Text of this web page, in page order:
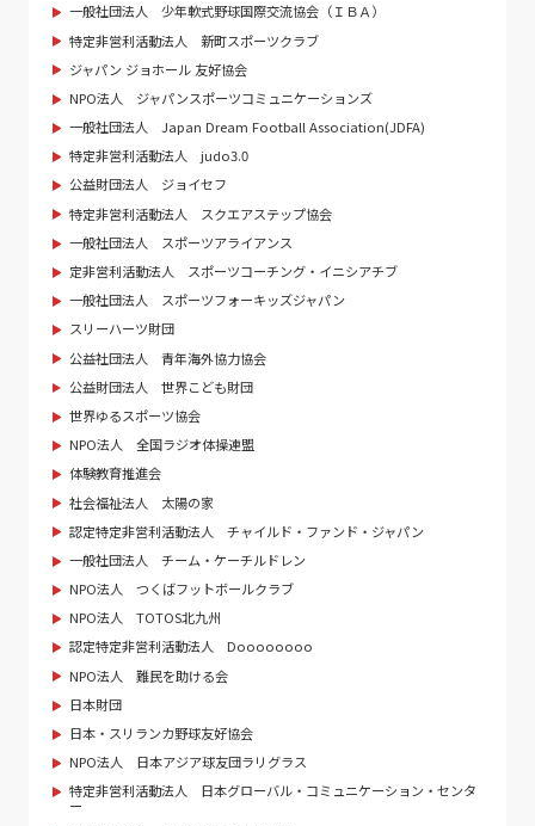
一般社団法人 少年軟式野球国際交流協会（ＩＢＡ）
特定非営利活動法人 新町スポーツクラブ
ジャパン ジョホール 友好協会
NPO法人 ジャパンスポーツコミュニケーションズ
一般社団法人 Japan Dream Football Association(JDFA)
特定非営利活動法人 judo3.0
公益財団法人 ジョイセフ
特定非営利活動法人 スクエアステップ協会
一般社団法人 スポーツアライアンス
定非営利活動法人 スポーツコーチング・イニシアチブ
一般社団法人 スポーツフォーキッズジャパン
スリーハーツ財団
公益社団法人 青年海外協力協会
公益財団法人 世界こども財団
世界ゆるスポーツ協会
NPO法人 全国ラジオ体操連盟
体験教育推進会
社会福祉法人 太陽の家
認定特定非営利活動法人 チャイルド・ファンド・ジャパン
一般社団法人 チーム・ケーチルドレン
NPO法人 つくばフットボールクラブ
NPO法人 TOTOS北九州
認定特定非営利活動法人 Doooooooo
NPO法人 難民を助ける会
日本財団
日本・スリランカ野球友好協会
NPO法人 日本アジア球友団ラリグラス
特定非営利活動法人 日本グローバル・コミュニケーション・センタ
ー